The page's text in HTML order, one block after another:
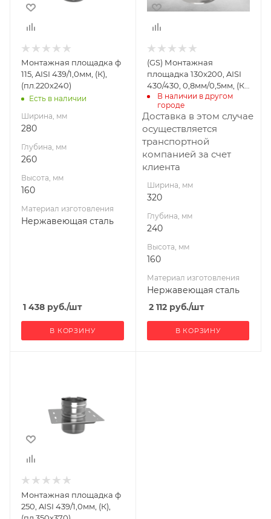
160
Материал
Нержавеющая
сталь
Производитель
УМК
Монтажная площадка ф
115, AISI 439/1,0мм, (К),
(пл.220х240)
Есть в наличии
Ширина, мм
280
Глубина, мм
260
Высота, мм
160
Материал изготовления
Нержавеющая сталь
1 438 руб./шт
В КОРЗИНУ
160
Материал
Нержавеющая
сталь
Производитель
Гефест-Сталь
Габариты В*Ш*Г мм
160*320*240 (ф 200
наруж)
(GS) Монтажная
площадка 130х200, AISI
430/430, 0,8мм/0,5мм, (К),
(пл.240х320, AISI
430/0,8мм)
В наличии в другом
городе
Доставка в этом случае
осуществляется
транспортной
компанией за счет
клиента
Ширина, мм
320
Глубина, мм
240
Высота, мм
160
Материал изготовления
Нержавеющая сталь
2 112руб./шт
В КОРЗИНУ
Глубина, мм
Высота, мм
160
Материал
Нержавеющая
сталь
Производитель
Монтажная площадка ф
250, AISI 439/1,0мм, (К),